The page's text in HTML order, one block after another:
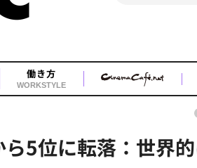
働き方
WORKSTYLE
5位に転落：世界